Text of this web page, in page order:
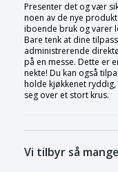
Presenter det og vær
noen av de nye
iboende bruk og varer
Bare tenk at dine
administrerende
på en messe. Dette er
nekte! Du kan også
holde kjøkkenet
seg over et stort krus.
Vi tilbyr så